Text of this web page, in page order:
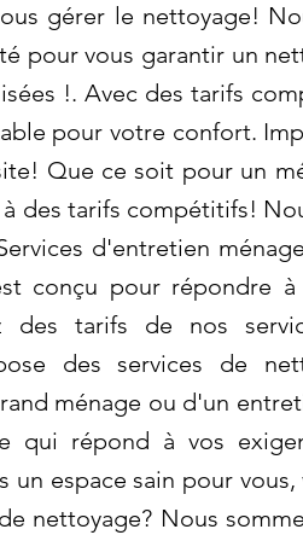
gérer le nettoyage!
pour vous garantir un
!. Avec des tarifs
pour votre confort.
Que ce soit pour un
des tarifs compétitifs!
d'entretien
conçu pour répondre
des tarifs de nos
des services de
ménage ou d'un
qui répond à vos
espace sain pour
nettoyage? Nous